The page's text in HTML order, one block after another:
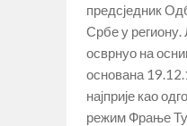
предсједник
Србе у региону.
осврнуо на
основана
најприје као
режим Фрање